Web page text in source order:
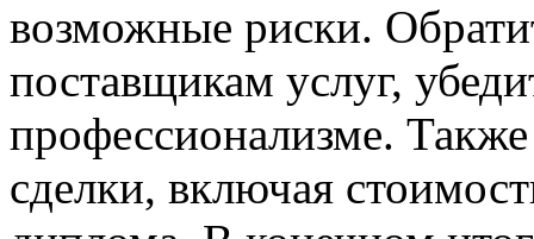
возможные риски.
поставщикам услуг,
профессионализме. Также
сделки, включая